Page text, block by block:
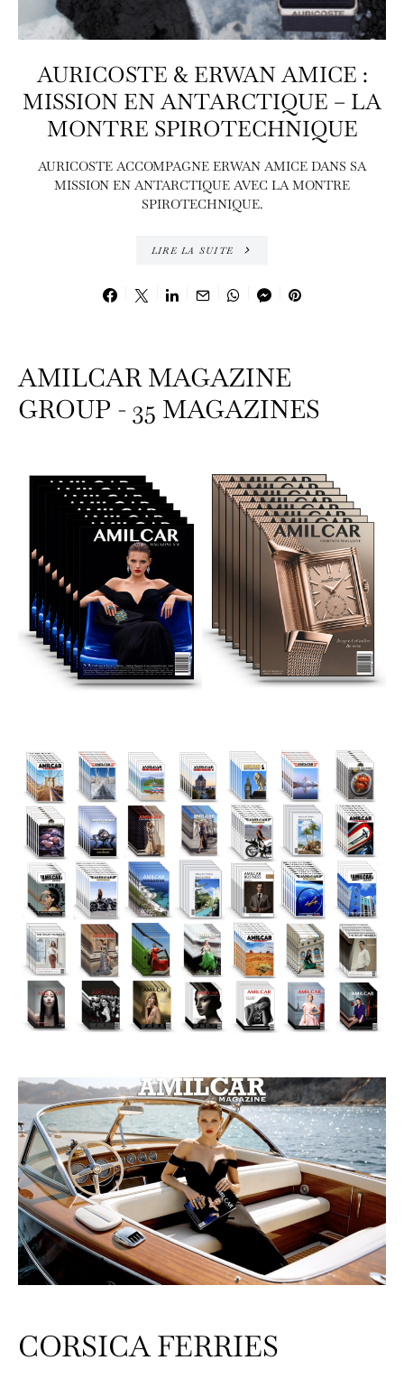
AURICOSTE & ERWAN AMICE :
MISSION EN ANTARCTIQUE – LA
MONTRE SPIROTECHNIQUE
AURICOSTE ACCOMPAGNE ERWAN AMICE DANS SA
MISSION EN ANTARCTIQUE AVEC LA MONTRE
SPIROTECHNIQUE.
LIRE LA SUITE
AMILCAR MAGAZINE
GROUP - 35 MAGAZINES
CORSICA FERRIES